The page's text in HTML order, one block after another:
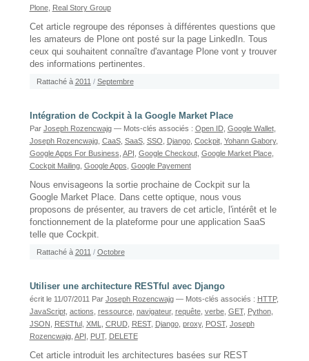
Plone, Real Story Group
Cet article regroupe des réponses à différentes questions que
les amateurs de Plone ont posté sur la page LinkedIn. Tous
ceux qui souhaitent connaître d'avantage Plone vont y trouver
des informations pertinentes.
Rattaché à 2011 / Septembre
Intégration de Cockpit à la Google Market Place
Par Joseph Rozencwajg — Mots-clés associés : Open ID, Google Wallet,
Joseph Rozencwajg, CaaS, SaaS, SSO Django, Cockpit, Yohann Gabory,
Google Apps For Business API Google Checkout, Google Market Place,
Cockpit Mailing, Google Apps Google Payement
Nous envisageons la sortie prochaine de Cockpit sur la
Google Market Place. Dans cette optique, nous vous
proposons de présenter, au travers de cet article, l'intérêt et le
fonctionnement de la plateforme pour une application SaaS
telle que Cockpit.
Rattaché à 2011 / Octobre
Utiliser une architecture RESTful avec Django
écrit le 11/07/2011 Par Joseph Rozencwajg — Mots-clés associés : HTTP,
JavaScript, actions ressource, navigateur, requête, verbe, GET, Python,
JSON
RESTful, XML CRUD, REST, Django, proxy, POST, Joseph
Rozencwajg, API PUT, DELETE
Cet article introduit les architectures basées sur REST